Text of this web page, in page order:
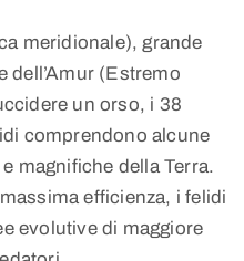
meridionale), grande
dell’Amur (Estremo
un orso, i 38
comprendono alcune
magnifiche della Terra.
efficienza, i felidi
evolutive di maggiore